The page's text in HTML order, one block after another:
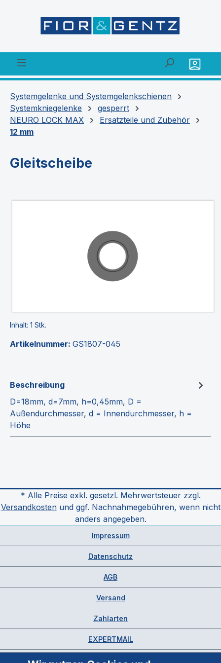
Systemgelenke und Systemgelenkschienen
Systemkniegelenke
gesperrt
NEURO LOCK MAX
Ersatzteile und Zubehör
12 mm
Gleitscheibe
Inhalt: 1 Stk.
Artikelnummer: GS1807-045
Beschreibung
D=18mm, d=7mm, h=0,45mm, D =
Außendurchmesser, d = Innendurchmesser, h =
Höhe
* Alle Preise exkl. gesetzl. Mehrwertsteuer zzgl.
Versandkostenund ggf. Nachnahmegebühren, wenn nicht
anders angegeben.
Impressum
Datenschutz
AGB
Versand
Zahlarten
EXPERTMAIL